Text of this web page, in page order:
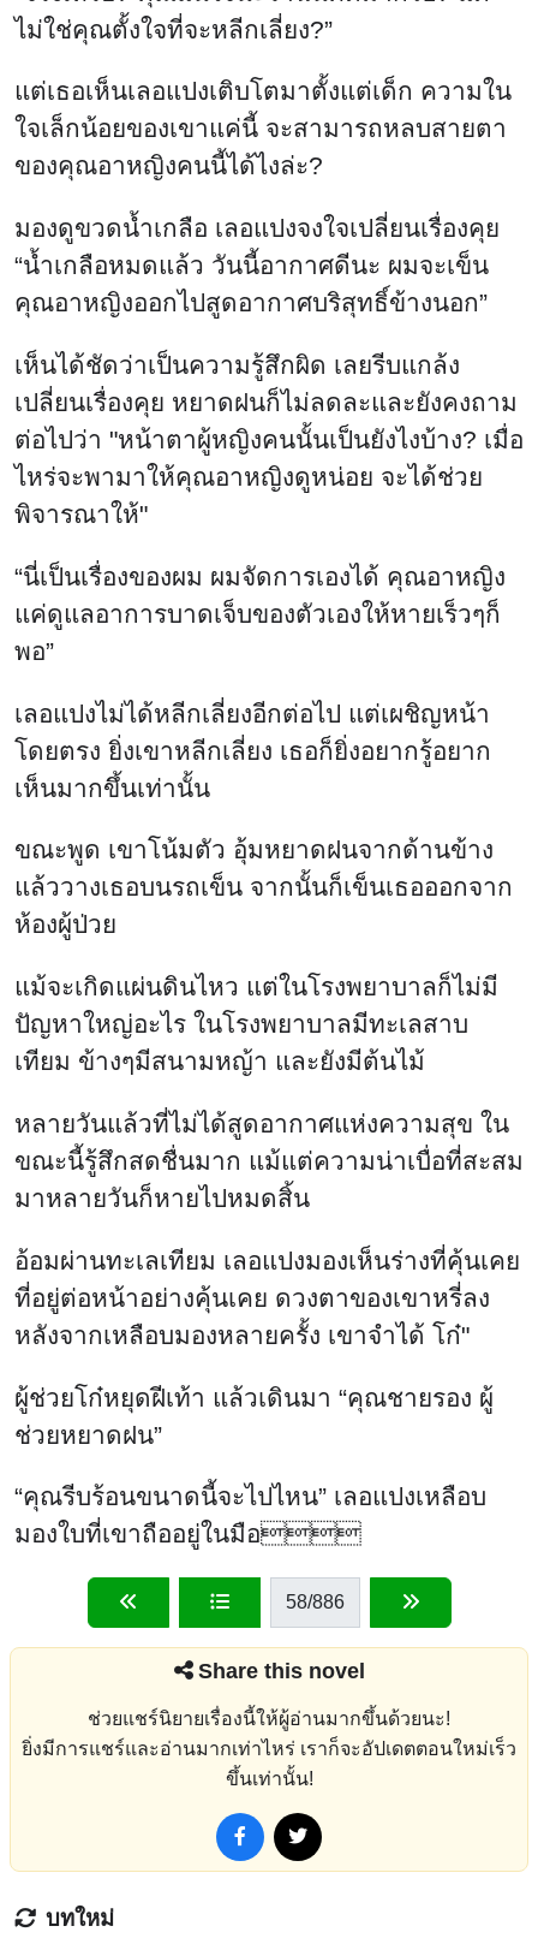
ไม่ใช่คุณตั้งใจที่จะหลีกเลี่ยง?”
แต่เธอเห็นเลอแปงเติบโตมาตั้งแต่เด็ก ความใน
ใจเล็กน้อยของเขาแค่นี้ จะสามารถหลบสายตา
ของคุณอาหญิงคนนี้ได้ไงล่ะ?
มองดูขวดน้ำเกลือ เลอแปงจงใจเปลี่ยนเรื่องคุย
“น้ำเกลือหมดแล้ว วันนี้อากาศดีนะ ผมจะเข็น
คุณอาหญิงออกไปสูดอากาศบริสุทธิ์ข้างนอก”
เห็นได้ชัดว่าเป็นความรู้สึกผิด เลยรีบแกล้ง
เปลี่ยนเรื่องคุย หยาดฝนก็ไม่ลดละและยังคงถาม
ต่อไปว่า "หน้าตาผู้หญิงคนนั้นเป็นยังไงบ้าง? เมื่อ
ไหร่จะพามาให้คุณอาหญิงดูหน่อย จะได้ช่วย
พิจารณาให้"
“นี่เป็นเรื่องของผม ผมจัดการเองได้ คุณอาหญิง
แค่ดูแลอาการบาดเจ็บของตัวเองให้หายเร็วๆก็
พอ”
เลอแปงไม่ได้หลีกเลี่ยงอีกต่อไป แต่เผชิญหน้า
โดยตรง ยิ่งเขาหลีกเลี่ยง เธอก็ยิ่งอยากรู้อยาก
เห็นมากขึ้นเท่านั้น
ขณะพูด เขาโน้มตัว อุ้มหยาดฝนจากด้านข้าง
แล้ววางเธอบนรถเข็น จากนั้นก็เข็นเธอออกจาก
ห้องผู้ป่วย
แม้จะเกิดแผ่นดินไหว แต่ในโรงพยาบาลก็ไม่มี
ปัญหาใหญ่อะไร ในโรงพยาบาลมีทะเลสาบ
เทียม ข้างๆมีสนามหญ้า และยังมีต้นไม้
หลายวันแล้วที่ไม่ได้สูดอากาศแห่งความสุข ใน
ขณะนี้รู้สึกสดชื่นมาก แม้แต่ความน่าเบื่อที่สะสม
มาหลายวันก็หายไปหมดสิ้น
อ้อมผ่านทะเลเทียม เลอแปงมองเห็นร่างที่คุ้นเคย
ที่อยู่ต่อหน้าอย่างคุ้นเคย ดวงตาของเขาหรี่ลง
หลังจากเหลือบมองหลายครั้ง เขาจำได้ โก๋"
ผู้ช่วยโก๋หยุดฝีเท้า แล้วเดินมา “คุณชายรอง ผู้
ช่วยหยาดฝน”
“คุณรีบร้อนขนาดนี้จะไปไหน” เลอแปงเหลือบ
มองใบที่เขาถืออยู่ในมือ
58/886
Share this novel
ช่วยแชร์นิยายเรื่องนี้ให้ผู้อ่านมากขึ้นด้วยนะ!
ยิ่งมีการแชร์และอ่านมากเท่าไหร่ เราก็จะอัปเดตตอนใหม่เร็ว
ขึ้นเท่านั้น!
บทใหม่